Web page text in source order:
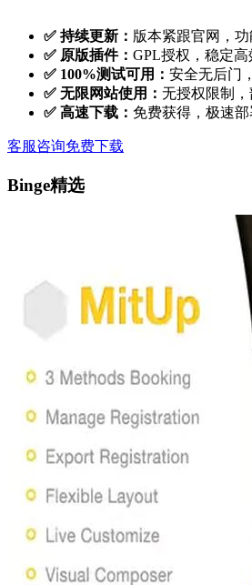
✅ 持续更新： 版本紧跟官网，
✅ 原版插件： GPL授权，稳定高
✅ 100%测试可用： 安全无后门
✅ 无限网站使用： 无授权限制
✅ 高速下载： 免费获得，极速
客服咨询免费下载
Binge精选